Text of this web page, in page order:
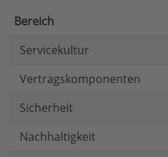
Bereich
Servicekultur
Vertragskomponenten
Sicherheit
Nachhaltigkeit